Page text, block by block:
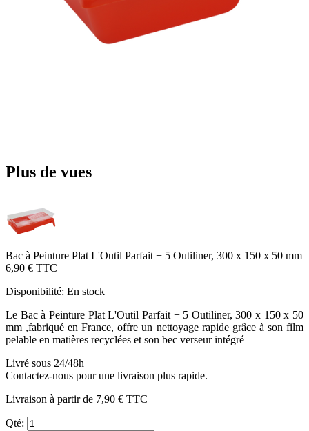
Plus de vues
Bac à Peinture Plat L'Outil Parfait + 5 Outiliner, 300 x 150 x 50 mm
6,90 € TTC
Disponibilité: En stock
Le Bac à Peinture Plat L'Outil Parfait + 5 Outiliner, 300 x 150 x 50
mm ,fabriqué en France, offre un nettoyage rapide grâce à son film
pelable en matières recyclées et son bec verseur intégré
Livré sous 24/48h
Contactez-nous pour une livraison plus rapide.
Livraison à partir de 7,90 € TTC
Qté: